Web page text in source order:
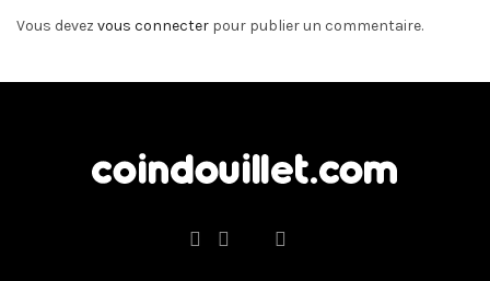
Vous devez vous connecter pour publier un commentaire.